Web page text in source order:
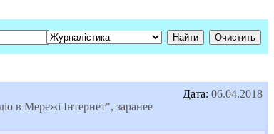
Дата: 06.04.2018
в Мережі Інтернет", заранее